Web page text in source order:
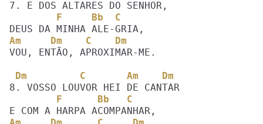
        F     Bb  C
Am     Dm    C    Dm
VOU, ENTÃO, APROXIMAR-ME.
Dm         C       Am    Dm
        F      Bb   C